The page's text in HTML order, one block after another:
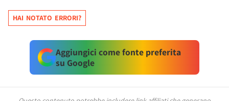
HAI NOTATO ERRORI?
Aggiungici come fonte preferita
su Google